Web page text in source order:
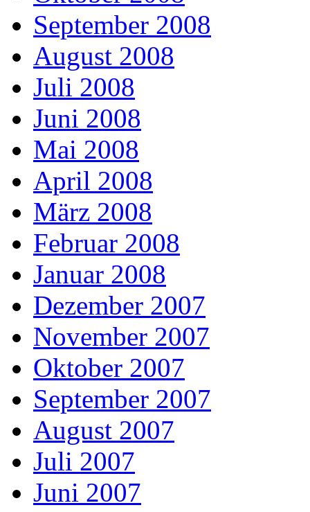
September 2008
August 2008
Juli 2008
Juni 2008
Mai 2008
April 2008
März 2008
Februar 2008
Januar 2008
Dezember 2007
November 2007
Oktober 2007
September 2007
August 2007
Juli 2007
Juni 2007